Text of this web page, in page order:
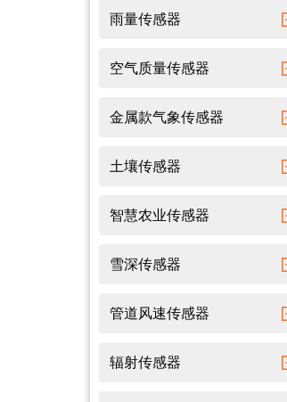
雨量传感器
空气质量传感器
金属款气象传感器
土壤传感器
智慧农业传感器
雪深传感器
管道风速传感器
辐射传感器